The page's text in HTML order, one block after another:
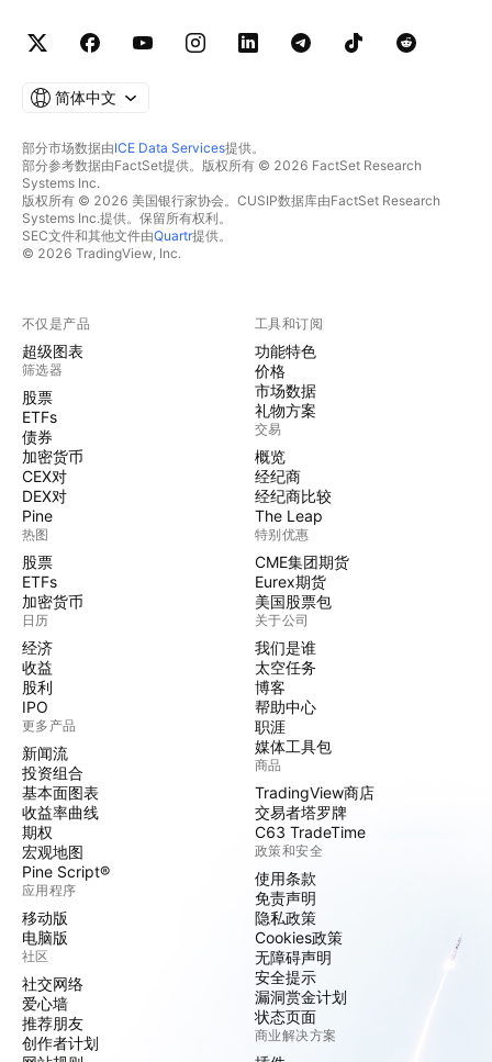
简体中文
部分市场数据由ICE Data Services提供。
部分参考数据由FactSet提供。版权所有 © 2026 FactSet Research
Systems Inc.
版权所有 © 2026 美国银行家协会。CUSIP数据库由FactSet Research
Systems Inc.提供。保留所有权利。
SEC文件和其他文件由Quartr提供。
© 2026 TradingView, Inc.
不仅是产品
超级图表
筛选器
股票
ETFs
债券
加密货币
CEX对
DEX对
Pine
热图
股票
ETFs
加密货币
日历
经济
收益
股利
IPO
更多产品
新闻流
投资组合
基本面图表
收益率曲线
期权
宏观地图
Pine Script®
应用程序
移动版
电脑版
社区
社交网络
爱心墙
推荐朋友
创作者计划
工具和订阅
功能特色
价格
市场数据
礼物方案
交易
概览
经纪商
经纪商比较
The Leap
特别优惠
CME集团期货
Eurex期货
美国股票包
关于公司
我们是谁
太空任务
博客
帮助中心
职涯
媒体工具包
商品
TradingView商店
交易者塔罗牌
C63 TradeTime
政策和安全
使用条款
免责声明
隐私政策
Cookies政策
无障碍声明
安全提示
漏洞赏金计划
状态页面
商业解决方案